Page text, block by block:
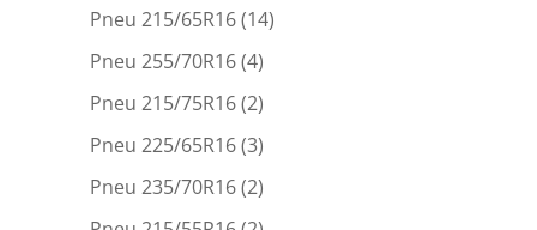
Pneu 215/65R16(14)
Pneu 255/70R16(4)
Pneu 215/75R16(2)
Pneu 225/65R16(3)
Pneu 235/70R16(2)